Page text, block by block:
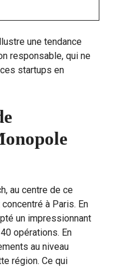
une tendance
responsable, qui ne
startups en
au centre de ce
à Paris. En
un impressionnant
opérations. En
au niveau
région. Ce qui